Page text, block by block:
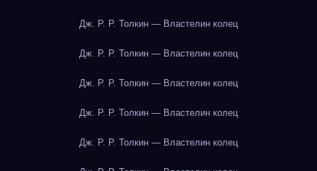
Дж. Р. Р. Толкин — Властелин колец
Дж. Р. Р. Толкин — Властелин колец
Дж. Р. Р. Толкин — Властелин колец
Дж. Р. Р. Толкин — Властелин колец
Дж. Р. Р. Толкин — Властелин колец